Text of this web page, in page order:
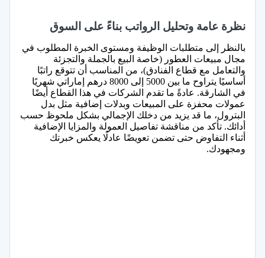
نظرة عامة وتحليل الرواتب بناءً على السوق
بالنظر إلى متطلبات الوظيفة ومستوى الخبرة المطلوب في
مجال مبيعات العطور (خاصة البيع بالجملة والتجزئة
والتعامل مع قطاع الفنادق)، من المناسب أن تتوقع راتبًا
أساسيًا يتراوح ما بين 5000 إلى 8000 درهم إماراتي شهريًا
في الشارقة. عادةً ما تقدم الشركات في هذا القطاع أيضًا
عمولات محفزة على المبيعات وبدلات إضافية مثل بدل
البترول، ما قد يزيد من دخلك الإجمالي بشكل ملحوظ حسب
أدائك. تأكد من مناقشة تفاصيل العمولة والمزايا الإضافية
أثناء التفاوض حتى تضمن تعويضًا عادلًا يعكس خبرتك
ومجهودك.